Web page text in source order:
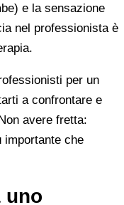
e la sensazione
nel professionista è
per un
a confrontare e
avere fretta:
importante che
uno